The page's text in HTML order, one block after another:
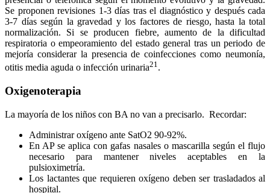
Se proponen revisiones 1-3 días tras el diagnóstico y después cada
3-7 días según la gravedad y los factores de riesgo, hasta la total
normalización. Si se producen fiebre, aumento de la dificultad
respiratoria o empeoramiento del estado general tras un periodo de
mejoría considerar la presencia de coinfecciones como neumonía,
otitis media aguda o infección urinaria21.
Oxigenoterapia
La mayoría de los niños con BA no van a precisarlo. Recordar:
Administrar oxígeno ante SatO2 90-92%.
En AP se aplica con gafas nasales o mascarilla según el flujo
necesario para mantener niveles aceptables en la
pulsioximetría.
Los lactantes que requieren oxígeno deben ser trasladados al
hospital.